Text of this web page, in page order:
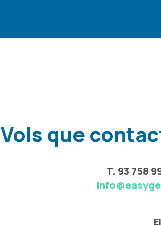
Vols que
T. 93 758